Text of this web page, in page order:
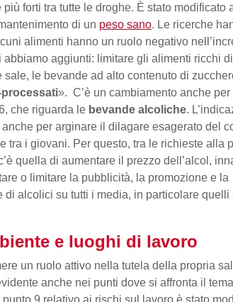
forti tra tutte le droghe. È stato modificato
di un peso sano. Le ricerche
alimenti hanno un ruolo negativo
abbiamo aggiunti: limitare gli alimenti ricchi
sale, le bevande ad alto contenuto di
». C’è un cambiamento anche per
che riguarda le bevande alcoliche.
per arginare il dilagare esagerato del
tra i giovani. Per questo, tra le richieste alla
quella di aumentare il prezzo dell’alcol,
o limitare la pubblicità, la promozione e la
di alcolici su tutti i media, in particolare quelli
e luoghi di lavoro
un ruolo attivo nella tutela della propria
anche nei punti dove si affronta il tema
punto 9 relativo ai rischi sul lavoro è stato